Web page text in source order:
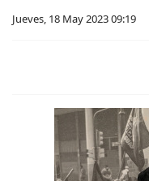
Jueves, 18 May 2023 09:19